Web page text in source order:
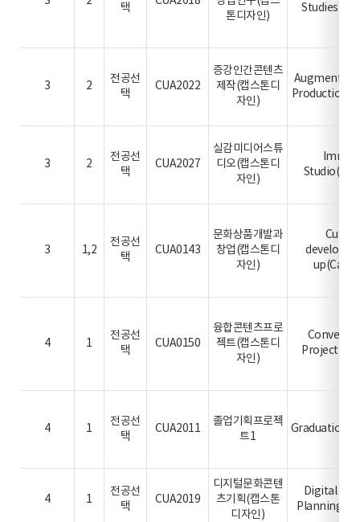
택
톤디자인)
3 2
전공선
택
CUA2022
증강인간콘텐츠
제작(캡스톤디
자인)
Augmented
3 2
전공선
택
CUA2027
실감미디어스튜
디오(캡스톤디
자인)
3 1,2
전공선
택
CUA0143
문화상품개발과
창업(캡스톤디
자인)
4 1
전공선
택
CUA0150
융합콘텐츠프로
젝트(캡스톤디
자인)
4 1
전공선
택
CUA2011
졸업기획프로젝
트1
Graduation
4 1
전공선
택
CUA2019
디지털문화콘텐
츠기획(캡스톤
디자인)
Digital